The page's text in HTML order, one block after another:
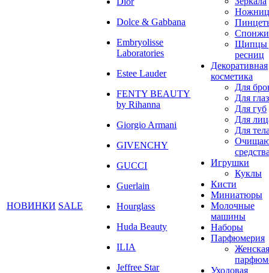
НОВИНКИ SALE
Dolce & Gabbana
Embryolisse
Laboratories
Estee Lauder
FENTY BEAUTY
by Rihanna
Giorgio Armani
GIVENCHY
GUCCI
Guerlain
Hourglass
Huda Beauty
ILIA
Jeffree Star
Спонжи
Щипцы
ресниц
Декоративная
косметика
Для
Для глаз
Для губ
Для
Для
Игрушки
Куклы
Кисти
Миниатюры
Молочные
машины
Наборы
Парфюмерия
Женская
Уходовая